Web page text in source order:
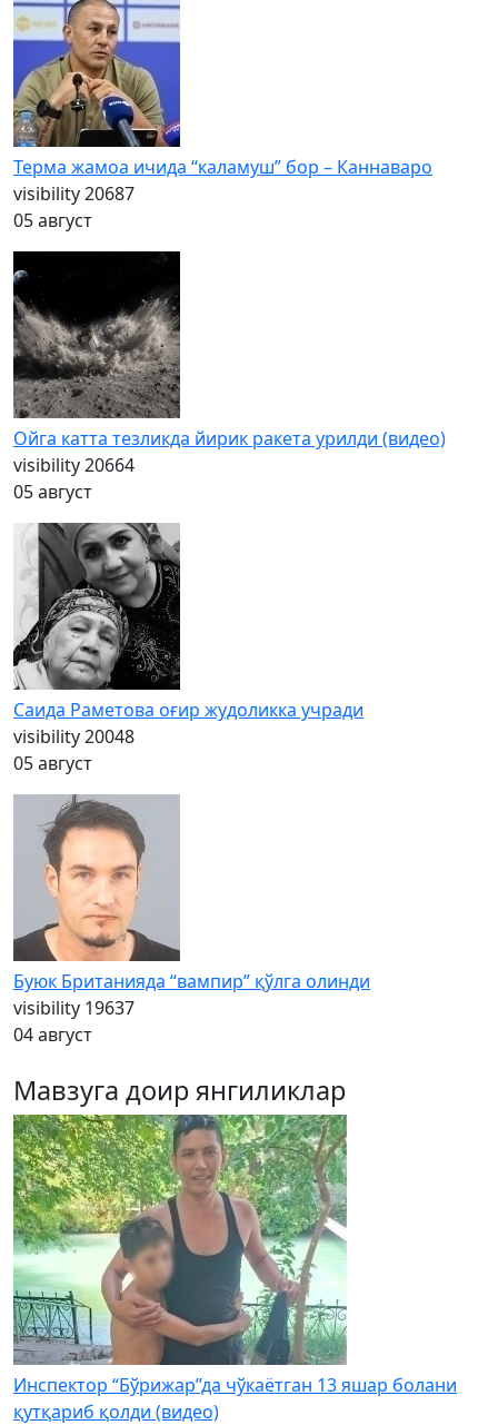
Терма жамоа ичида “каламуш” бор – Каннаваро
visibility20687
05 август
Ойга катта тезликда йирик ракета урилди (видео)
visibility20664
05 август
Саида Раметова оғир жудоликка учради
visibility20048
05 август
Буюк Британияда “вампир” қўлга олинди
visibility 19637
04 август
Мавзуга доир янгиликлар
Инспектор “Бўрижар”да чўкаётган 13 яшар болани
қутқариб қолди (видео)